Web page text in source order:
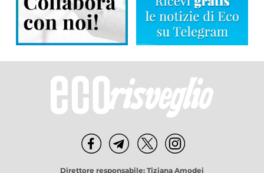
Direttore responsabile: Tiziana Amodei